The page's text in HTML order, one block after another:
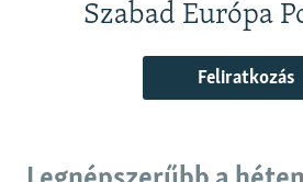
Szabad Európa
Feliratkozás